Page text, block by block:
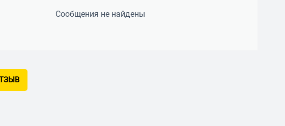
Сообщения не найдены